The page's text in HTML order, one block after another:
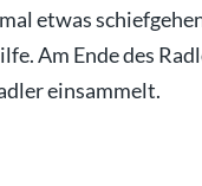
etwas
Am Ende des
einsammelt.